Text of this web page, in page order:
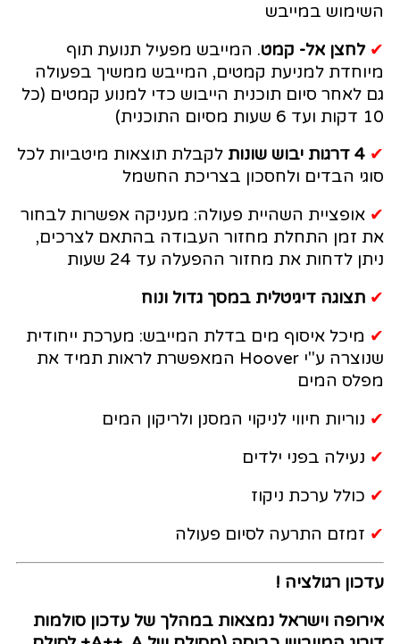
השימוש במייבש
✔ לחצן אל- קמט. המייבש מפעיל תנועת תוף
מיוחדת למניעת קמטים, המייבש ממשיך בפעולה
גם לאחר סיום תוכנית הייבוש כדי למנוע קמטים (כל
10 דקות ועד 6 שעות מסיום התוכנית)
✔ 4 דרגות יבוש שונות
לקבלת תוצאות מיטביות לכל
סוגי הבדים ולחסכון בצריכת החשמל
✔ אופציית השהיית פעולה: מעניקה אפשרות לבחור
את זמן התחלת מחזור העבודה בהתאם לצרכים,
ניתן לדחות את מחזור ההפעלה עד 24 שעות
✔ תצוגה דיגיטלית במסך גדול ונוח
✔ מיכל איסוף מים בדלת המייבש: מערכת ייחודית
שנוצרה ע"י Hoover המאפשרת לראות תמיד את
מפלס המים
✔ נוריות חיווי לניקוי המסנן ולריקון המים
✔ נעילה בפני ילדים
✔ כולל ערכת ניקוז
✔ זמזם התרעה לסיום פעולה
עדכון רגולציה !
אירופה וישראל נמצאות במהלך של עדכון סולמות